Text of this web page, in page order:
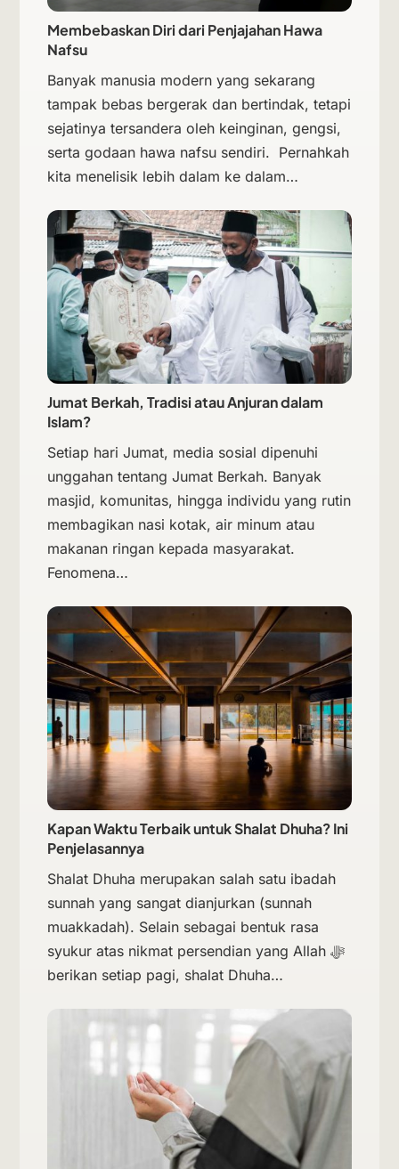
Membebaskan Diri dari Penjajahan Hawa
Nafsu
Banyak manusia modern yang sekarang
tampak bebas bergerak dan bertindak, tetapi
sejatinya tersandera oleh keinginan, gengsi,
serta godaan hawa nafsu sendiri. Pernahkah
kita menelisik lebih dalam ke dalam…
Jumat Berkah, Tradisi atau Anjuran dalam
Islam?
Setiap hari Jumat, media sosial dipenuhi
unggahan tentang Jumat Berkah. Banyak
masjid, komunitas, hingga individu yang rutin
membagikan nasi kotak, air minum atau
makanan ringan kepada masyarakat.
Fenomena…
Kapan Waktu Terbaik untuk Shalat Dhuha? Ini
Penjelasannya
Shalat Dhuha merupakan salah satu ibadah
sunnah yang sangat dianjurkan (sunnah
muakkadah). Selain sebagai bentuk rasa
syukur atas nikmat persendian yang Allah ﷻ
berikan setiap pagi, shalat Dhuha…